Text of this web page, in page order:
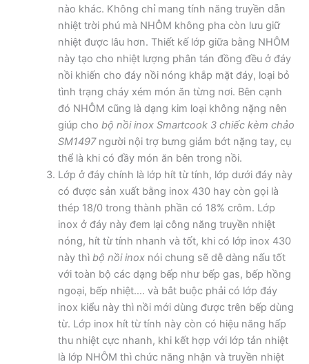
nào khác. Không chỉ mang tính năng truyền dẫn
nhiệt trời phú mà NHÔM không pha còn lưu giữ
nhiệt được lâu hơn. Thiết kế lớp giữa bằng NHÔM
này tạo cho nhiệt lượng phân tán đồng đều ở đáy
nồi khiến cho đáy nồi nóng khắp mặt đáy, loại bỏ
tình trạng cháy xém món ăn từng nơi. Bên cạnh
đó NHÔM cũng là dạng kim loại không nặng nên
giúp cho bộ nồi inox Smartcook 3 chiếc kèm chảo
SM1497người nội trợ bưng giảm bớt nặng tay, cụ
thể là khi có đầy món ăn bên trong nồi.
Lớp ở đáy chính là lớp hít từ tính, lớp dưới đáy này
có được sản xuất bằng inox 430 hay còn gọi là
thép 18/0 trong thành phần có 18% crôm. Lớp
inox ở đáy này đem lại công năng truyền nhiệt
nóng, hít từ tính nhanh và tốt, khi có lớp inox 430
này thì bộ nồi inoxnói chung sẽ dễ dàng nấu tốt
với toàn bộ các dạng bếp như bếp gas, bếp hồng
ngoại, bếp nhiệt…. và bắt buộc phải có lớp đáy
inox kiểu này thì nồi mới dùng được trên bếp dùng
từ. Lớp inox hít từ tính này còn có hiệu năng hấp
thu nhiệt cực nhanh, khi kết hợp với lớp tản nhiệt
là lớp NHÔM thì chức năng nhận và truyền nhiệt